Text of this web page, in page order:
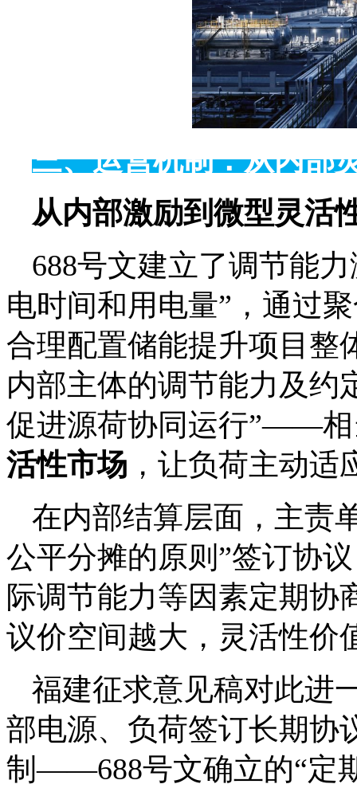
三、运营机制：从内部
从内部激励到微型灵活
688号文建立了调节能
电时间和用电量”，通过
合理配置储能提升项目整
内部主体的调节能力及约
促进源荷协同运行”——相
活性市场 ，让负荷主动适
在内部结算层面，主责
公平分摊的原则”签订协
际调节能力等因素定期
议价空间越大，灵活性价
福建征求意见稿对此进
部电源、负荷签订长期协
制——688号文确立的“定